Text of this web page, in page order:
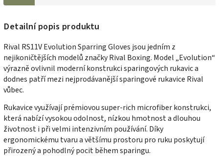
Detailní popis produktu
Rival RS11V Evolution Sparring Gloves jsou jedním z
nejikoničtějších modelů značky Rival Boxing. Model „Evolution“
výrazně ovlivnil moderní konstrukci sparingových rukavic a
dodnes patří mezi nejprodávanější sparingové rukavice Rival
vůbec.
Rukavice využívají prémiovou super-rich microfiber konstrukci,
která nabízí vysokou odolnost, nízkou hmotnost a dlouhou
životnost i při velmi intenzivním používání. Díky
ergonomickému tvaru a většímu prostoru pro ruku poskytují
přirozený a pohodlný pocit během sparingu.